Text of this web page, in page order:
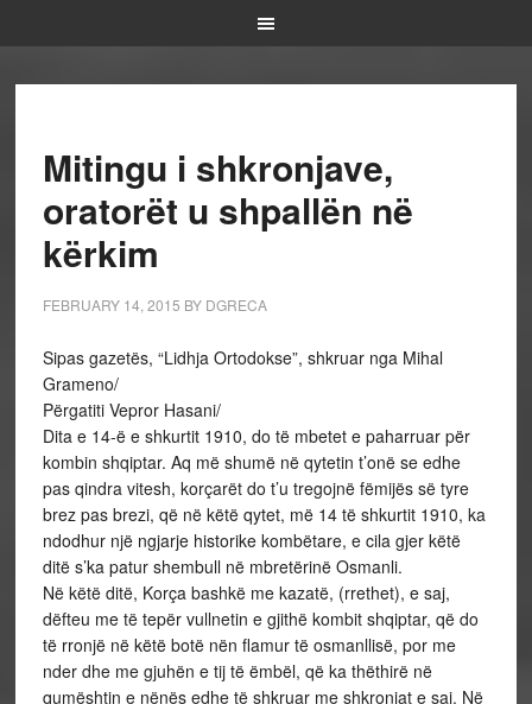
Mitingu i shkronjave,
oratorët u shpallën në
kërkim
FEBRUARY 14, 2015 BY DGRECA
Sipas gazetës, “Lidhja Ortodokse”, shkruar nga Mihal
Grameno/
Përgatiti Vepror Hasani/
Dita e 14-ë e shkurtit 1910, do të mbetet e paharruar për
kombin shqiptar. Aq më shumë në qytetin t’onë se edhe
pas qindra vitesh, korçarët do t’u tregojnë fëmijës së tyre
brez pas brezi, që në këtë qytet, më 14 të shkurtit 1910, ka
ndodhur një ngjarje historike kombëtare, e cila gjer këtë
ditë s’ka patur shembull në mbretërinë Osmanli.
Në këtë ditë, Korça bashkë me kazatë, (rrethet), e saj,
dëfteu me të tepër vullnetin e gjithë kombit shqiptar, që do
të rronjë në këtë botë nën flamur të osmanllisë, por me
nder dhe me gjuhën e tij të ëmbël, që ka thëthirë në
qumështin e nënës edhe të shkruar me shkronjat e saj. Në